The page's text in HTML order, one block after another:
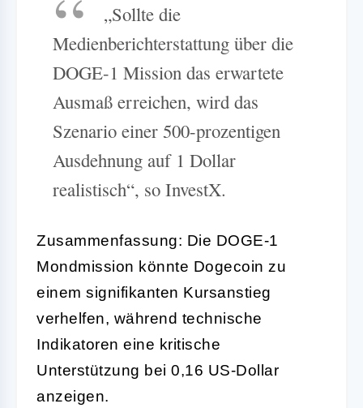
„Sollte die
Medienberichterstattung über die
DOGE-1 Mission das erwartete
Ausmaß erreichen, wird das
Szenario einer 500-prozentigen
Ausdehnung auf 1 Dollar
realistisch“, so InvestX.
Zusammenfassung: Die DOGE-1
Mondmission könnte Dogecoin zu
einem signifikanten Kursanstieg
verhelfen, während technische
Indikatoren eine kritische
Unterstützung bei 0,16 US-Dollar
anzeigen.